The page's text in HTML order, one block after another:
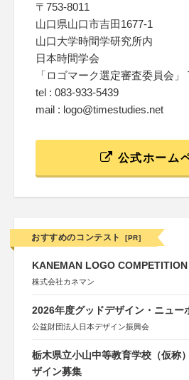
〒753-8011
山口県山口市吉田1677-1
山口大学時間学研究所内
日本時間学会
「ロゴマーク選定審査委員会」
tel : 083-933-5439
mail : logo@timestudies.net
公式ホーム
おすすめのコンテスト [PR]
KANEMAN LOGO COMPETITION
株式会社カネマン
2026年度グッドデザイン・ニュー
公益財団法人日本デザイン振興会
栃木県立小山中等教育学校（仮称
ザイン募集